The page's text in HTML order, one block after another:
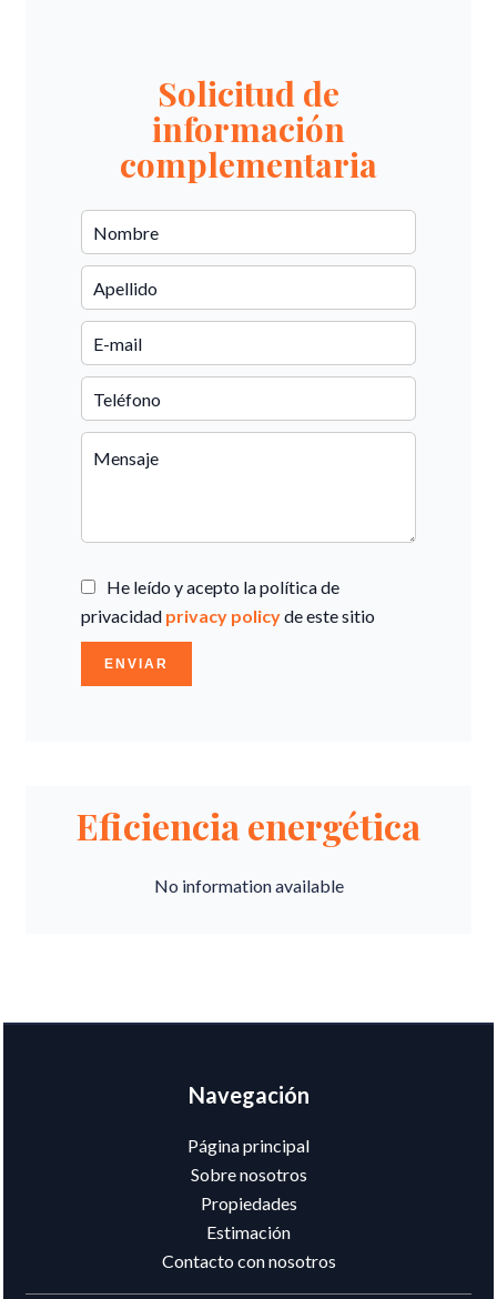
Solicitud de
información
complementaria
He leído y acepto la política de
privacidad privacy policyde este sitio
ENVIAR
Eficiencia energética
No information available
Navegación
Página principal
Sobre nosotros
Propiedades
Estimación
Contacto con nosotros